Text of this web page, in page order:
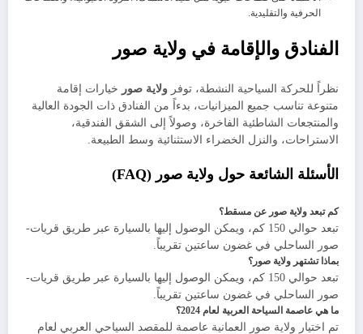
الحرفية والتقليدية.
​الفنادق والإقامة في ولاية صور
​نظراً للحركة السياحية النشطة، توفر ولاية صور خيارات إقامة
متنوعة تناسب جميع الميزانيات، بدءاً من الفنادق ذات الجودة العالية
والمنتجعات الشاطئية الفاخرة، وصولاً إلى الشقق الفندقية،
الاستراحات، والنزل الخضراء الاستثنائية وسط الطبيعة.
الأسئلة الشائعة حول ولاية صور (FAQ)
كم تبعد ولاية صور عن مسقط؟
تبعد حوالي 150 كم، ويمكن الوصول إليها بالسيارة عبر طريق قريات-
صور الساحلي في غضون ساعتين تقريباً.
بماذا تشتهر ولاية صور؟
تبعد حوالي 150 كم، ويمكن الوصول إليها بالسيارة عبر طريق قريات-
صور الساحلي في غضون ساعتين تقريباً.
ما هي عاصمة السياحة العربية لعام 2024؟
تم اختيار ولاية صور العمانية عاصمة للمقصد السياحي العربي لعام